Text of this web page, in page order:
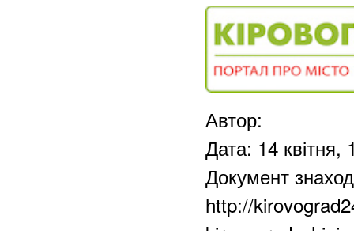
Автор:
Дата: 14 квітня,
Документ
http://